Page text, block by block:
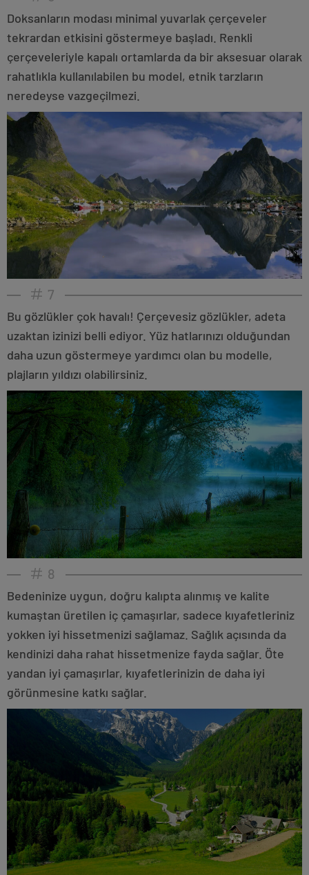
Doksanların modası minimal yuvarlak çerçeveler
tekrardan etkisini göstermeye başladı. Renkli
çerçeveleriyle kapalı ortamlarda da bir aksesuar olarak
rahatlıkla kullanılabilen bu model, etnik tarzların
neredeyse vazgeçilmezi.
7
Bu gözlükler çok havalı! Çerçevesiz gözlükler, adeta
uzaktan izinizi belli ediyor. Yüz hatlarınızı olduğundan
daha uzun göstermeye yardımcı olan bu modelle,
plajların yıldızı olabilirsiniz.
8
Bedeninize uygun, doğru kalıpta alınmış ve kalite
kumaştan üretilen iç çamaşırlar, sadece kıyafetleriniz
yokken iyi hissetmenizi sağlamaz. Sağlık açısında da
kendinizi daha rahat hissetmenize fayda sağlar. Öte
yandan iyi çamaşırlar, kıyafetlerinizin de daha iyi
görünmesine katkı sağlar.